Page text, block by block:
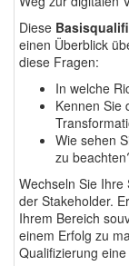
Diese
einen Überblick
diese Fragen:
In welche
Kennen Sie
Wie sehen
zu
Wechseln Sie Ihre
der Stakeholder.
Ihrem Bereich
einem Erfolg zu
Qualifizierung